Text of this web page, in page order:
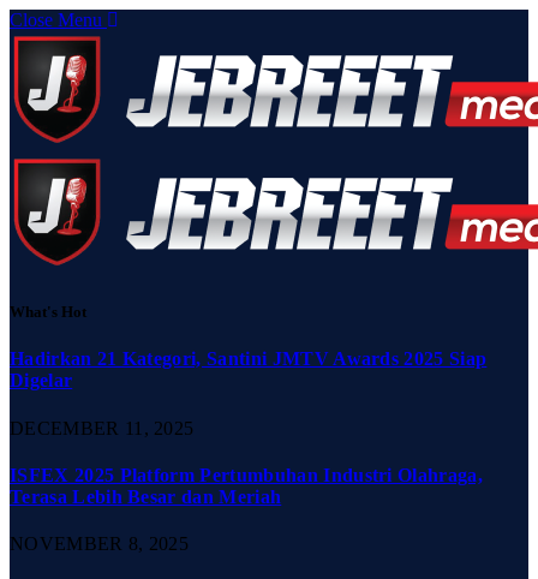
Close Menu
What's Hot
Hadirkan 21 Kategori, Santini JMTV Awards 2025 Siap
Digelar
DECEMBER 11, 2025
ISFEX 2025 Platform Pertumbuhan Industri Olahraga,
Terasa Lebih Besar dan Meriah
NOVEMBER 8, 2025